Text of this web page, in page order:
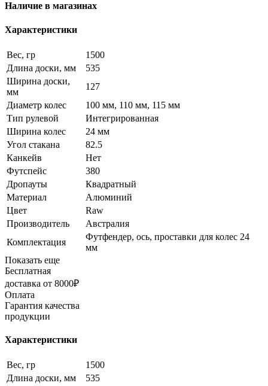
Наличие в магазинах
Характеристики
Вес, гр
1500
Длина доски, мм
535
Ширина доски,
мм
127
Диаметр колес
100 мм, 110 мм, 115 мм
Тип рулевой
Интегрированная
Ширина колес
24 мм
Угол стакана
82.5
Канкейв
Нет
Футспейс
380
Дропауты
Квадратный
Материал
Алюминий
Цвет
Raw
Производитель
Австралия
Комплектация
Футфендер, ось, проставки для колес 24
мм
Показать еще
Бесплатная
доставка от 8000₽
Оплата
Гарантия качества
продукции
Характеристики
Вес, гр
1500
Длина доски, мм
535